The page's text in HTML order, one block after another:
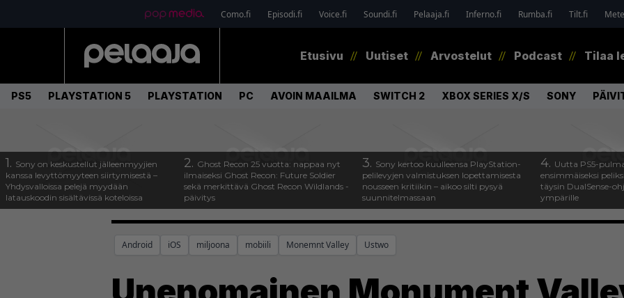
Como.fi Episodi.fi Voice.fi Soundi.fi Pelaaja.fi Inferno.fi Rumba.fi Tilt.fi
Etusivu Uutiset Arvostelut Podcast Tilaa
PS5 PLAYSTATION 5 PLAYSTATION PC AVOIN MAAILMA SWITCH 2 XBOX SERIES X/S SONY
1. Sony on keskustellut jälleenmyyjien
kanssa levyttömyyteen siirtymisestä –
Yhdysvalloissa pelejä myydään
latauskoodin sisältävissä koteloissa
2. Ghost Recon 25 vuotta: nappaa nyt
ilmaiseksi Ghost Recon: Future Soldier
sekä merkittävä Ghost Recon Wildlands -
päivitys
3. Sony kertoo kuulleensa PlayStation-
pelilevyjen valmistuksen lopettamisesta
nousseen kritiikin – aikoo silti pysyä
suunnitelmassaan
4. Uutta PS5-
ensimmäiseksi
täysin DualSense-
ympärille
Android iOS miljoona mobiili Monemnt Valley Ustwo